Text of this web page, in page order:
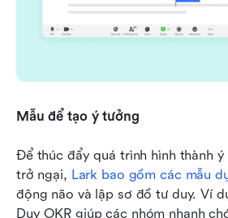
Mẫu để tạo ý tưởng
Để thúc đẩy quá trình hình thành
trở ngại, Lark bao gồm các mẫu
động não và lập sơ đồ tư duy. Ví
Duy OKR giúp các nhóm nhanh